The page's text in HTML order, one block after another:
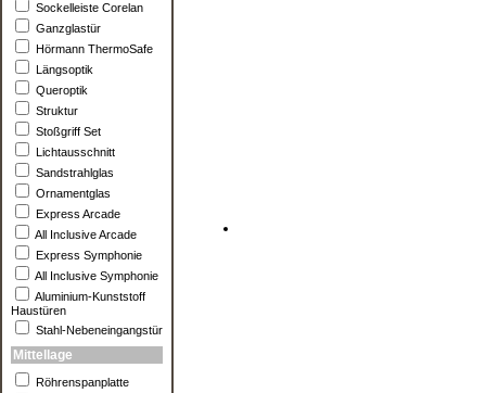
Sockelleiste Corelan
Ganzglastür
Hörmann ThermoSafe
Längsoptik
Queroptik
Struktur
Stoßgriff Set
Lichtausschnitt
Sandstrahlglas
Ornamentglas
Express Arcade
All Inclusive Arcade
Express Symphonie
All Inclusive Symphonie
Aluminium-Kunststoff
Haustüren
Stahl-Nebeneingangstür
Mittellage
Röhrenspanplatte